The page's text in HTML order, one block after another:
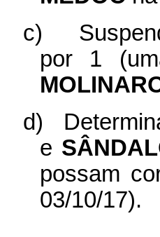
c)
por 1
d)
e
possam
03/10/17).